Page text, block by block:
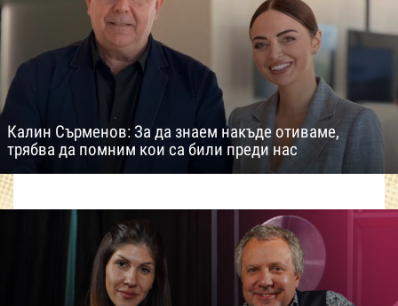
Калин Сърменов: За да знаем накъде отиваме,
трябва да помним кои са били преди нас